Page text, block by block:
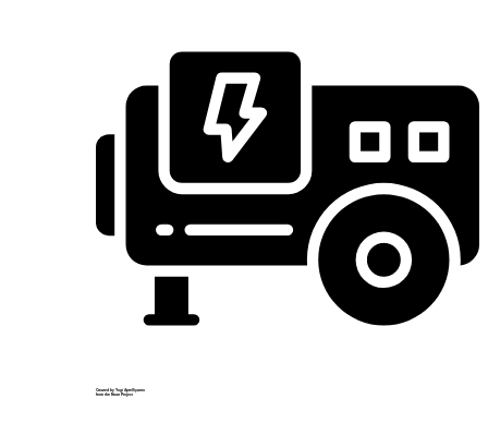
Created by Yogi Aprelliyanto
from the Noun Project